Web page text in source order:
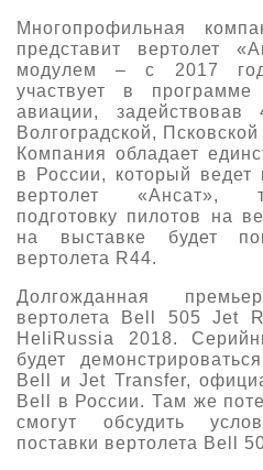
Многопрофильная
представит вертолет
модулем – с 2017
участвует в программе
авиации,
Волгоградской,
Компания обладает
в России, который ведет
вертолет «Ансат»,
подготовку пилотов на
на выставке будет
вертолета R44.
Долгожданная
вертолета Bell 505 Jet
HeliRussia 2018.
будет
Bell и Jet Transfer,
Bell в России. Там же
смогут обсудить
поставки вертолета Bell